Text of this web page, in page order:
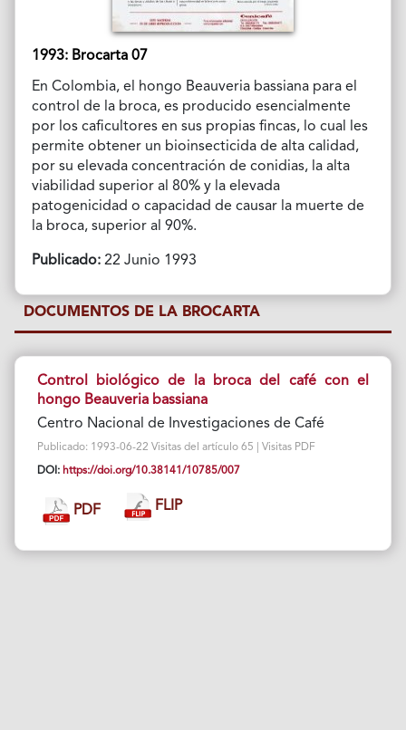
1993: Brocarta 07
En Colombia, el hongo Beauveria bassiana para el
control de la broca, es producido esencialmente
por los caficultores en sus propias fincas, lo cual les
permite obtener un bioinsecticida de alta calidad,
por su elevada concentración de conidias, la alta
viabilidad superior al 80% y la elevada
patogenicidad o capacidad de causar la muerte de
la broca, superior al 90%.
Publicado:22 Junio 1993
DOCUMENTOS DE LA BROCARTA
Control biológico de la broca del café con el
hongo Beauveria bassiana
Centro Nacional de Investigaciones de Café
Publicado: 1993-06-22 Visitas del artículo 65 | Visitas PDF
DOI: https://doi.org/10.38141/10785/007
PDF FLIP